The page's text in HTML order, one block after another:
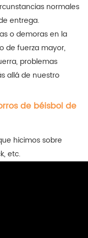
normales
entrega.
o demoras en la
de fuerza mayor,
problemas
allá de nuestro
de béisbol de
hicimos sobre
etc.